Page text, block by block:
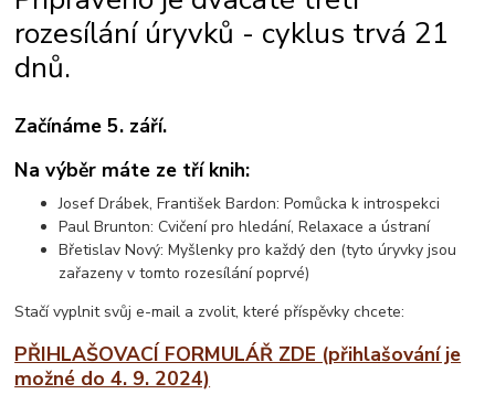
rozesílání úryvků - cyklus trvá 21
dnů.
Začínáme 5. září.
Na výběr máte ze tří knih:
Josef Drábek, František Bardon: Pomůcka k introspekci
Paul Brunton: Cvičení pro hledání, Relaxace a ústraní
Břetislav Nový: Myšlenky pro každý den (tyto úryvky jsou
zařazeny v tomto rozesílání poprvé)
Stačí vyplnit svůj e-mail a zvolit, které příspěvky chcete:
PŘIHLAŠOVACÍ FORMULÁŘ ZDE (přihlašování je
možné do 4. 9. 2024)